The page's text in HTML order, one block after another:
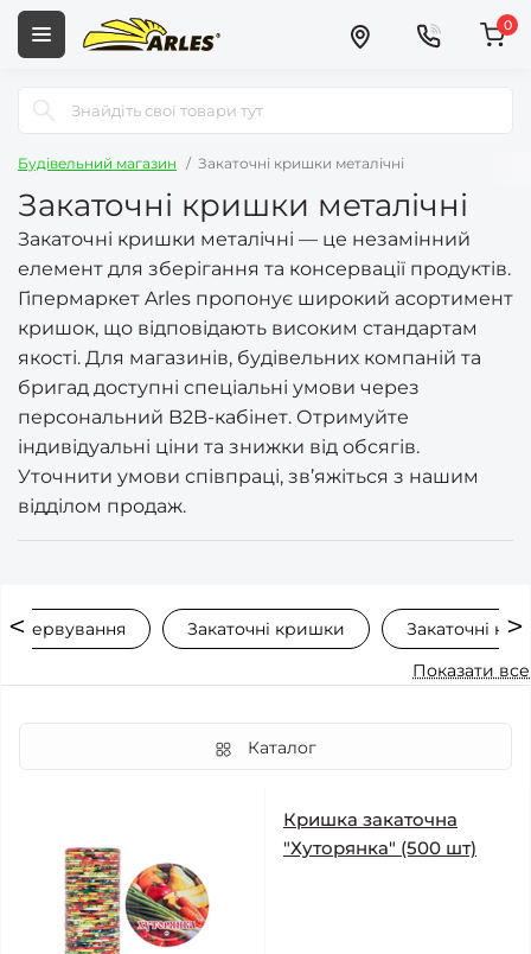
0
Будівельний магазин Закаточні кришки металічні
Закаточні кришки металічні
Закаточні кришки металічні — це незамінний
елемент для зберігання та консервації продуктів.
Гіпермаркет Arles пропонує широкий асортимент
кришок, що відповідають високим стандартам
якості. Для магазинів, будівельних компаній та
бригад доступні спеціальні умови через
персональний B2B-кабінет. Отримуйте
індивідуальні ціни та знижки від обсягів.
Уточнити умови співпраці, зв’яжіться з нашим
відділом продаж.
Закаточні кришки
Закаточні
Показати все
Каталог
Кришка закаточна
"Хуторянка" (500 шт)